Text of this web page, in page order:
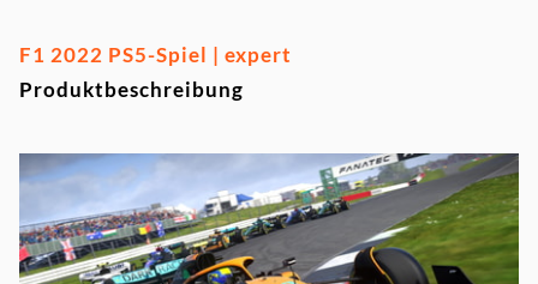
F1 2022 PS5-Spiel | expert
Produktbeschreibung